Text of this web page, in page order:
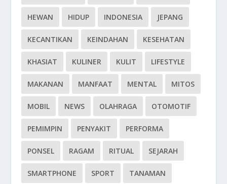
HEWAN HIDUP INDONESIA JEPANG
KECANTIKAN KEINDAHAN KESEHATAN
KHASIAT KULINER KULIT LIFESTYLE
MAKANAN MANFAAT MENTAL MITOS
MOBIL NEWS OLAHRAGA OTOMOTIF
PEMIMPIN PENYAKIT PERFORMA
PONSEL RAGAM RITUAL SEJARAH
SMARTPHONE SPORT TANAMAN